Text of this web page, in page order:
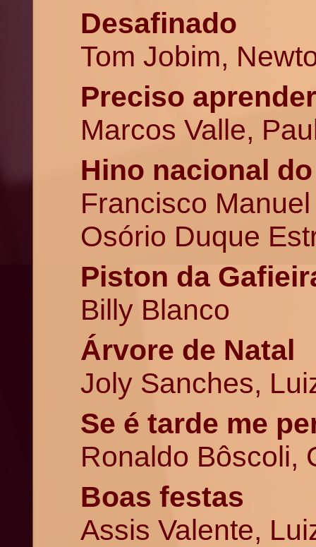
Desafinado
Tom Jobim,
Preciso
Marcos Valle,
Hino nacional
Francisco
Osório Duque
Piston da
Billy Blanco
Árvore de Natal
Joly Sanches,
Se é tarde me
Ronaldo Bôscoli,
Boas festas
Assis Valente,